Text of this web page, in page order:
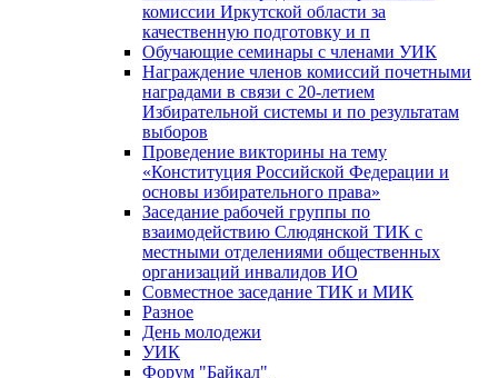
комиссии Иркутской области за
качественную подготовку и п
Обучающие семинары с членами УИК
Награждение членов комиссий почетными
наградами в связи с 20-летием
Избирательной системы и по результатам
выборов
Проведение викторины на тему
«Конституция Российской Федерации и
основы избирательного права»
Заседание рабочей группы по
взаимодействию Слюдянской ТИК с
местными отделениями общественных
организаций инвалидов ИО
Совместное заседание ТИК и МИК
Разное
День молодежи
УИК
Форум "Байкал"